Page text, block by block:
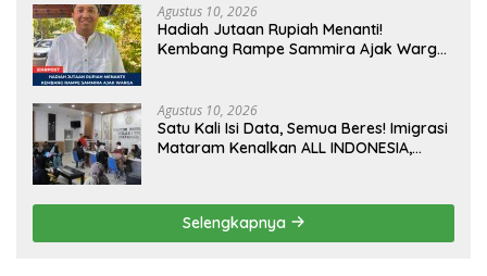
Agustus 10, 2026
Hadiah Jutaan Rupiah Menanti!
Kembang Rampe Sammira Ajak Warga
Agustus 10, 2026
Satu Kali Isi Data, Semua Beres! Imigrasi
Mataram Kenalkan ALL INDONESIA,
Selengkapnya